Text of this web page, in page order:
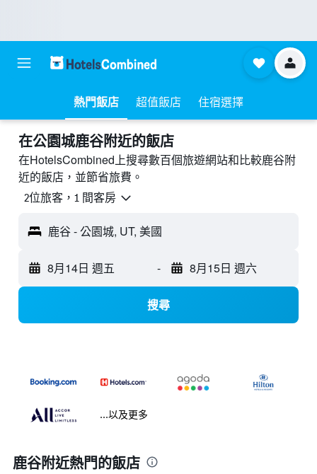
熱門飯店 超值飯店 住宿選擇
​在公園城鹿谷附近​的飯店
在HotelsCombined上搜尋數百個旅遊網站和比較鹿谷附
近的飯店，並節省旅費。
2位旅客，1 間客房
鹿谷 - 公園城, UT, 美國
8月14日 週五 - 8月15日 週六
搜尋
...以及更多
鹿谷附近熱門的飯店